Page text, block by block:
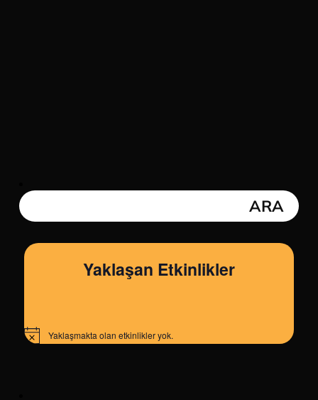
Yaklaşan Etkinlikler
Notice Yaklaşmakta olan etkinlikler yok.